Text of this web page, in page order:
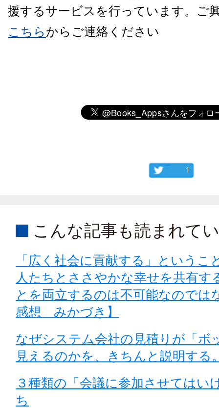
援するサービスを行っています。ご
こちら からご連絡ください
1
こんな記事も読まれて
「広く社会に貢献する」というこ
人たちとささやかな幸せを共有す
とを両立するのは不可能なのでは
感想 みかづき】
なぜシステム会社の見積りが「ボ
見えるのかを、きちんと説明する
３種類の「会議に参加させてはい
ち